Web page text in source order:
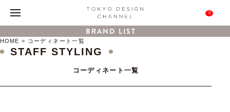
0
BRAND LIST
HOME コーディネート一覧
STAFF STYLING
コーディネート一覧